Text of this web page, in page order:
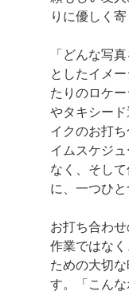
りに優しく寄
「どんな写
としたイメ
たりのロケ
やタキシー
イクのお打
イムスケジ
なく、そし
に、一つひと
お打ち合わ
作業ではな
ための大切
す。「こん